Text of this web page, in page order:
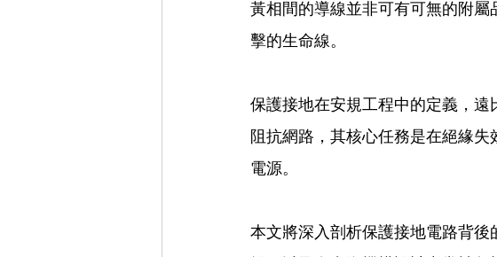
黃相間的導線並非可有可無的附
擊的生命線。
保護接地在安規工程中的定義，
阻抗網路，其核心任務是在絕緣
電源。
本文將深入剖析保護接地電路背